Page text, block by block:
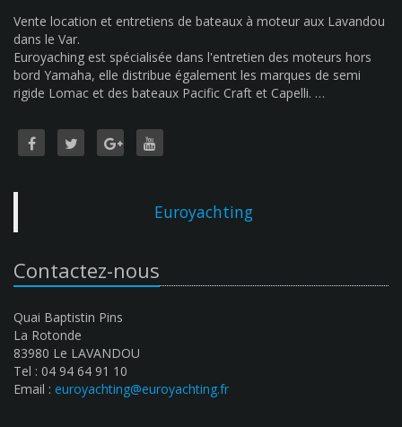
Vente location et entretiens de bateaux à moteur aux Lavandou
dans le Var.
Euroyaching est spécialisée dans l'entretien des moteurs hors
bord Yamaha, elle distribue également les marques de semi
rigide Lomac et des bateaux Pacific Craft et Capelli. …
Euroyachting
Contactez-nous
Quai Baptistin Pins
La Rotonde
83980 Le LAVANDOU
Tel : 04 94 64 91 10
Email : euroyachting@euroyachting.fr